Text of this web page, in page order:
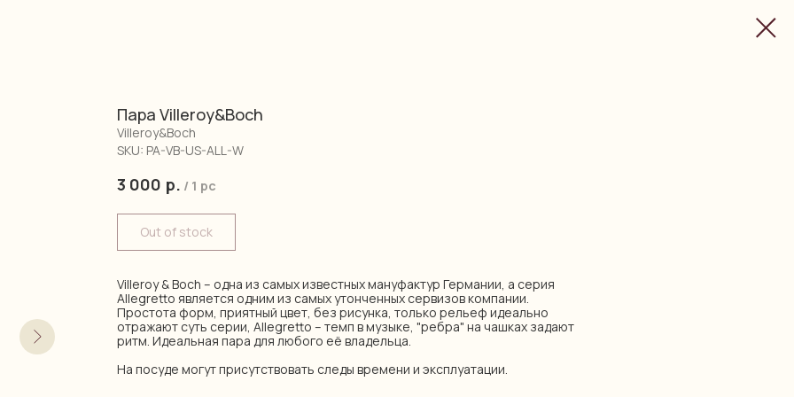
Пара Villeroy&Boch
Villeroy&Boch
SKU: PA-VB-US-ALL-W
3 000 р. / 1 pc
Out of stock
Villeroy & Boch – одна из самых известных мануфактур Германии, а серия
Allegretto является одним из самых утонченных сервизов компании.
Простота форм, приятный цвет, без рисунка, только рельеф идеально
отражают суть серии, Allegretto – темп в музыке, "ребра" на чашках задают
ритм. Идеальная пара для любого её владельца.
На посуде могут присутствовать следы времени и эксплуатации.